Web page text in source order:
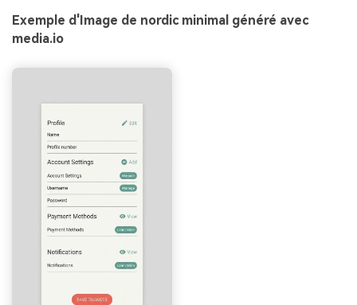
Exemple d'Image de nordic minimal généré avec
media.io